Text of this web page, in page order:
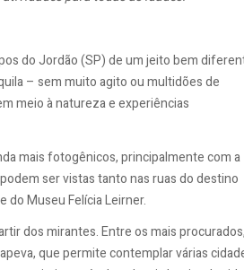
do Jordão (SP) de um jeito bem
– sem muito agito ou multidões de
meio à natureza e experiências
mais fotogênicos, principalmente com a
ser vistas tanto nas ruas do destino
do Museu Felícia Leirner.
dos mirantes. Entre os mais procurados,
que permite contemplar várias